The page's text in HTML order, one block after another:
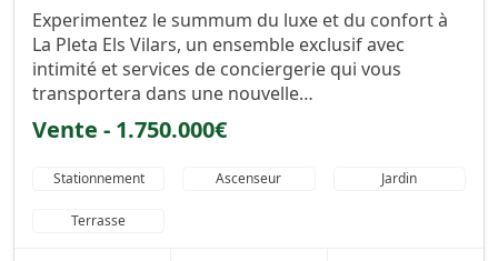
Experimentez le summum du luxe et du confort à
La Pleta Els Vilars, un ensemble exclusif avec
intimité et services de conciergerie qui vous
transportera dans une nouvelle…
Vente - 1.750.000€
Stationnement Ascenseur Jardin
Terrasse